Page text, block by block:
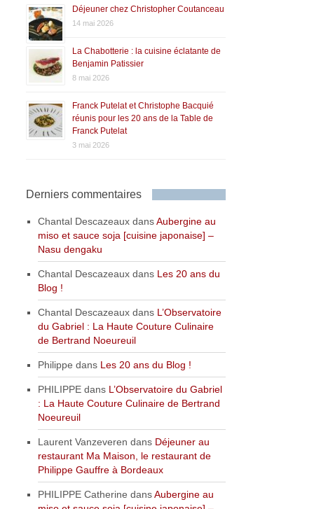
Déjeuner chez Christopher Coutanceau
14 mai 2026
La Chabotterie : la cuisine éclatante de
Benjamin Patissier
8 mai 2026
Franck Putelat et Christophe Bacquié
réunis pour les 20 ans de la Table de
Franck Putelat
3 mai 2026
Derniers commentaires
Chantal Descazeaux dansAubergine au
miso et sauce soja [cuisine japonaise] –
Nasu dengaku
Chantal Descazeaux dans Les 20 ans du
Blog !
Chantal Descazeaux dans L’Observatoire
du Gabriel : La Haute Couture Culinaire
de Bertrand Noeureuil
Philippe dans Les 20 ans du Blog !
PHILIPPE dans L’Observatoire du Gabriel
: La Haute Couture Culinaire de Bertrand
Noeureuil
Laurent Vanzeveren dans Déjeuner au
restaurant Ma Maison, le restaurant de
Philippe Gauffre à Bordeaux
PHILIPPE Catherine dansAubergine au